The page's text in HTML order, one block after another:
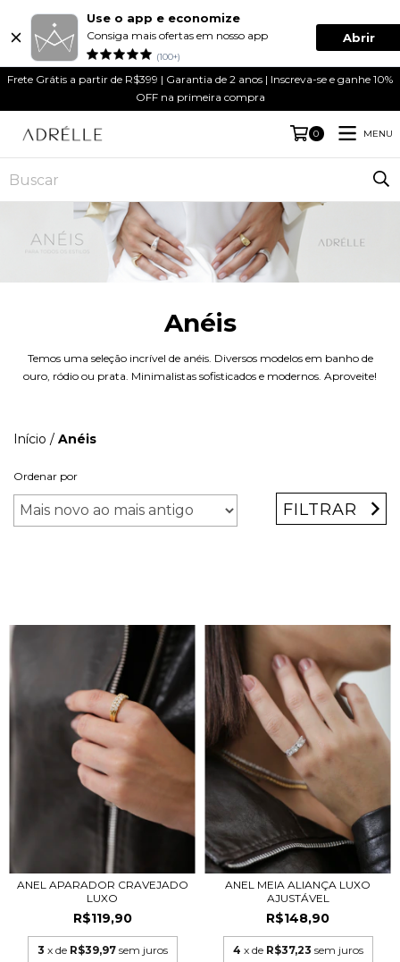
Use o app e economize
Consiga mais ofertas em nosso app
(100+)
Abrir
Frete Grátis a partir de R$399 | Garantia de 2 anos | Inscreva-se e ganhe 10%
OFF na primeira compra
0 MENU
Anéis
Temos uma seleção incrível de anéis. Diversos modelos em banho de
ouro, ródio ou prata. Minimalistas sofisticados e modernos. Aproveite!
Início / Anéis
Ordenar por
FILTRAR
ANEL APARADOR CRAVEJADO
LUXO
R$119,90
3 x de R$39,97 sem juros
ANEL MEIA ALIANÇA LUXO
AJUSTÁVEL
R$148,90
4 x de R$37,23 sem juros